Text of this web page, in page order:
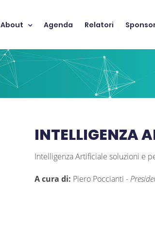
About Agenda Relatori
INTELLIGENZA
Intelligenza Artificiale soluzioni e
A cura di: Piero Poccianti -